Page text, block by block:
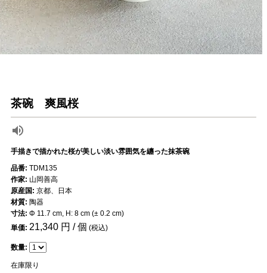
茶碗 爽風桜
手描きで描かれた桜が美しい淡い雰囲気を纏った抹茶碗
品番: TDM135
作家: 山岡善高
原産国: 京都、日本
材質: 陶器
寸法: Φ 11.7 cm, H: 8 cm (± 0.2 cm)
単価: 21,340円 / 個 (税込)
数量:
在庫限り